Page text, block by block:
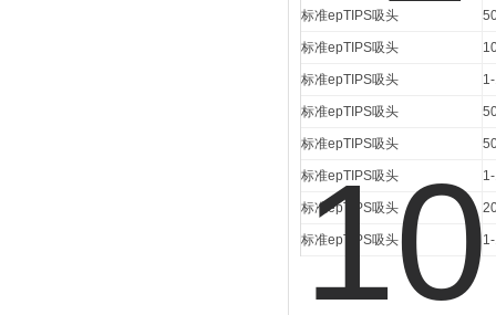
标准epTIPS吸头
标准epTIPS吸头
标准epTIPS吸头
标准epTIPS吸头
标准epTIPS吸头
标准epTIPS吸头
标准epTIPS吸头
标准epTIPS吸头